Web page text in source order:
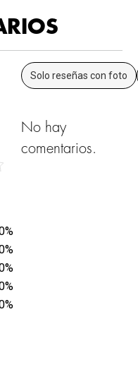
%
%
%
%
%
Solo reseñas con foto
No hay
comentarios.